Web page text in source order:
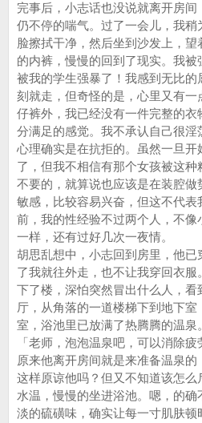
完事后，小志话也没说就离开房间
仍不停的喘气。过了一会儿，我
脸擦拭干净，然后坐到沙发上，
的内裤，慢慢的回到了现实。我被
被我的学生强暴了！我感到无比
刻就走，但奇怪的是，心里又有
仔裤外，我已经没有一件完整的
分满足的感觉。我不承认自己很
心理确实是在抗拒的。虽然一旦
了，但我不相信有那个女孩被这
不要的，就算说也应该是在装腔
敏感，比较容易兴奋，但这不代表
前，我的性经验不过两个人，不
一样，还有过好几次一夜情。
胡思乱想中，小志回到房里，他
了我就往外走，也不让我穿回衣
下了楼，深怕突然冒出什么人，
厅，从角落的一道楼梯下到地下
室，浴池里已放满了热腾腾的温泉。
「老师，泡泡温泉吧，可以消除疲
原来他离开房间就是来准备温泉
这样原谅他吗？但又不知道该怎
水温，慢慢的坐进浴池。嗯，的
淡的硫磺味，确实让每一寸肌肤顿